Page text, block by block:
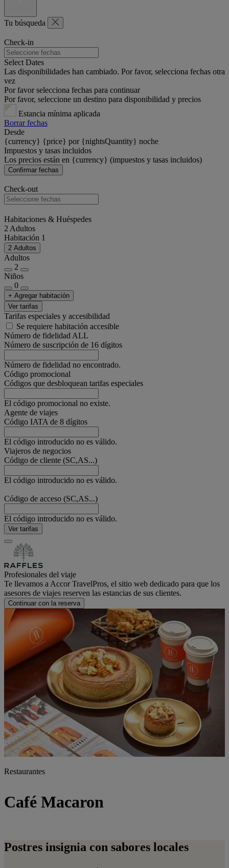
Tu búsqueda
Check-in
Select Dates
Las disponibilidades han cambiado. Por favor, selecciona fechas otra
vez
Por favor selecciona fechas para continuar
Por favor, seleccione un destino para disponibilidad y precios
Estancia mínima aplicada
Borrar fechas
Desde
{currency} {price} por {nightsQuantity} noche
Impuestos y tasas incluidos
Los precios están en {currency} (impuestos y tasas incluidos)
Confirmar fechas
Check-out
Habitaciones & Huéspedes
2 Adultos
Habitación 1
2 Adultos
Adultos
2
Niños
0
+ Agregar habitación
Ver tarifas
Tarifas especiales y accesibilidad
Se requiere habitación accesible
Número de fidelidad ALL
Número de suscripción de 16 dígitos
Número de fidelidad no encontrado.
Código promocional
Códigos que desbloquean tarifas especiales
El código promocional no existe.
Agente de viajes
Código IATA de 8 dígitos
El código introducido no es válido.
Viajeros de negocios
Código de cliente (SC,AS...)
El código introducido no es válido.
Código de acceso (SC,AS...)
El código introducido no es válido.
Ver tarifas
Profesionales del viaje
Te llevamos a Accor TravelPros, el sitio web dedicado para que los
asesores de viajes reserven las estancias de sus clientes.
Continuar con la reserva
Restaurantes
Café Macaron
Postres insignia con sabores locales